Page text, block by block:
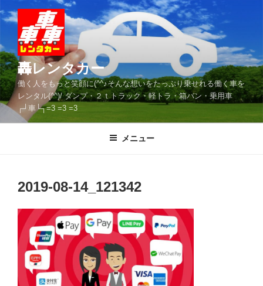
ン
ン
ツ
へ
ス
キ
轟レンタカー
働く人をもっと笑顔に(^^♪そんな想いをたっぷり乗せれる働く車を
レンタル(^^)/ ダンプ・２ｔトラック・軽トラ・箱バン・乗用車
┌┘車└┐=3 =3 =3
メニュー
2019-08-14_121342